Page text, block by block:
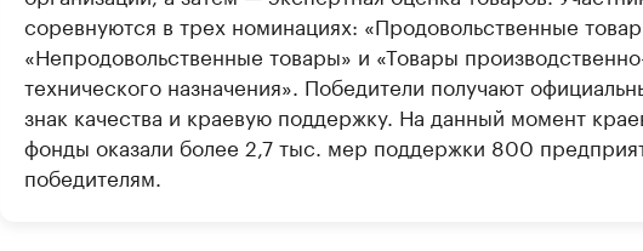
соревнуются в трех номинациях: «Продовольственные
«Непродовольственные товары» и «Товары
технического назначения». Победители получают
знак качества и краевую поддержку. На данный момент
фонды оказали более 2,7 тыс. мер поддержки 800
победителям.